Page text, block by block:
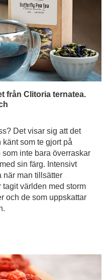
från Clitoria ternatea.
Det visar sig att det
känt som te gjort på
inte bara överraskar
sin färg. Intensivt
man tillsätter
och de som uppskattar